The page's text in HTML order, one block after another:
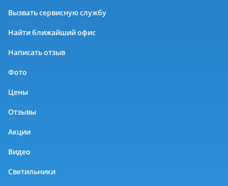
Вызвать сервисную службу
Найти ближайший офис
Написать отзыв
Фото
Цены
Отзывы
Акции
Видео
Светильники